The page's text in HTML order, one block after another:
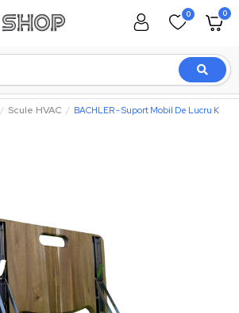
0 0
Scule HVAC BACHLER - Suport Mobil De Lucru KEA